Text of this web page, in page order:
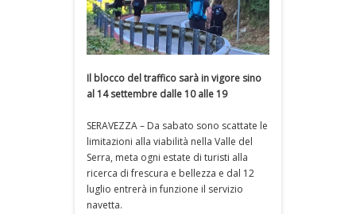
Il blocco del traffico sarà in vigore sino
al 14 settembre dalle 10 alle 19
SERAVEZZA – Da sabato sono scattate le
limitazioni alla viabilità nella Valle del
Serra, meta ogni estate di turisti alla
ricerca di frescura e bellezza e dal 12
luglio entrerà in funzione il servizio
navetta.